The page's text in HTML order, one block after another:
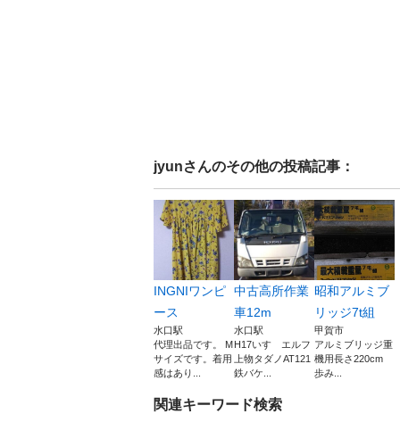
jyunさんのその他の投稿記事：
INGNIワンピ
ース
水口駅
代理出品です。 M
サイズです。着用
感はあり...
中古高所作業
車12m
水口駅
H17いすゞエルフ
上物タダノAT121
鉄バケ...
昭和アルミブ
リッジ7t組
甲賀市
アルミブリッジ重
機用長さ220cm
歩み...
関連キーワード検索